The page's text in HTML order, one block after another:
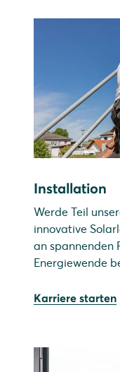
Installation
Werde Teil
innovative
an spannenden
Energiewende
Karriere starten